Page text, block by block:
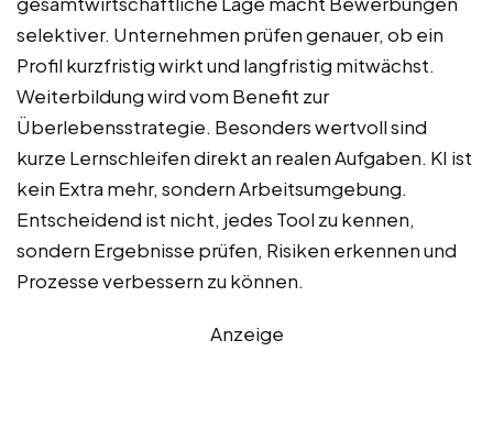
selektiver. Unternehmen prüfen genauer, ob ein
Profil kurzfristig wirkt und langfristig mitwächst.
Weiterbildung wird vom Benefit zur
Überlebensstrategie. Besonders wertvoll sind
kurze Lernschleifen direkt an realen Aufgaben. KI ist
kein Extra mehr, sondern Arbeitsumgebung.
Entscheidend ist nicht, jedes Tool zu kennen,
sondern Ergebnisse prüfen, Risiken erkennen und
Prozesse verbessern zu können.
Anzeige